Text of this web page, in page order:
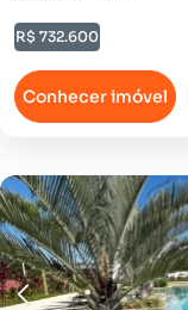
R$ 732.600
Conhecer imóvel